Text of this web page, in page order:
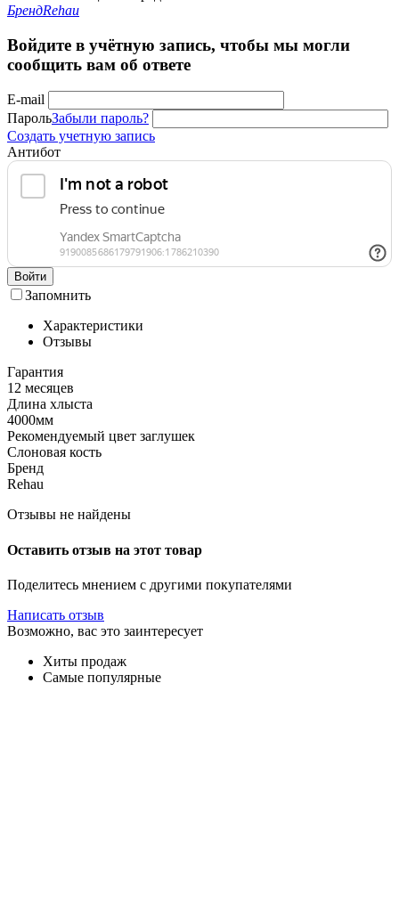
БрендRehau
Войдите в учётную запись, чтобы мы могли
сообщить вам об ответе
E-mail
ПарольЗабыли пароль?
Создать учетную запись
Антибот
Войти
Запомнить
Характеристики
Отзывы
Гарантия
12 месяцев
Длина хлыста
4000мм
Рекомендуемый цвет заглушек
Слоновая кость
Бренд
Rehau
Отзывы не найдены
Оставить отзыв на этот товар
Поделитесь мнением с другими покупателями
Написать отзыв
Возможно, вас это заинтересует
Хиты продаж
Самые популярные